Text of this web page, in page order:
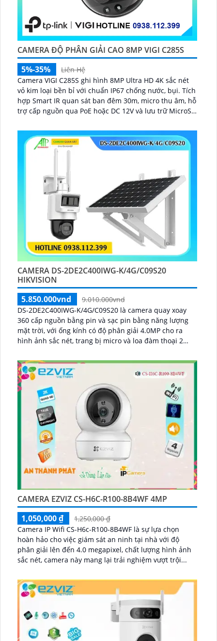
CAMERA ĐỘ PHÂN GIẢI CAO 8MP VIGI C285S
5%-35%
Liên Hệ
Camera VIGI C285S ghi hình 8MP Ultra HD 4K sắc nét
vỏ kim loại bền bỉ với chuẩn IP67 chống nước, bụi. Tích
hợp Smart IR quan sát ban đêm 30m, micro thu âm, hỗ
trợ cấp nguồn qua PoE hoặc DC 12V và lưu trữ MicroSD
CAMERA DS-2DE2C400IWG-K/4G/C09S20
HIKVISION
5.850.000vnd
9.010.000vnd
DS-2DE2C400IWG-K/4G/C09S20 là camera quay xoay
360 cấp nguồn bằng pin và sạc pin bằng năng lượng
mặt trời, với ống kính có độ phân giải 4.0MP cho ra
hình ảnh sắc nét, trang bị micro và loa đàm thoại 2
cách 30m...
CAMERA EZVIZ CS-H6C-R100-8B4WF 4MP
1,050,000 ₫
1,250,000 ₫
Camera IP Wifi CS-H6c-R100-8B4WF là sự lựa chọn
hoàn hảo cho việc giám sát an ninh tại nhà với độ
phân giải lên đến 4.0 megapixel, chất lượng hình ảnh
sắc nét, camera này mang lại trải nghiệm vượt trội...